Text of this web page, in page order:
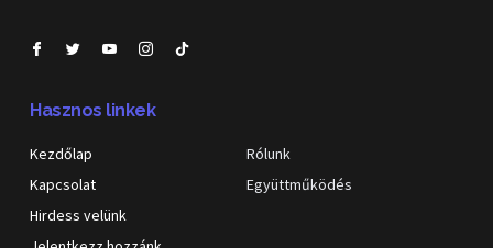
Hasznos linkek
Kezdőlap
Kapcsolat
Hirdess velünk
Rólunk
Együttműködés